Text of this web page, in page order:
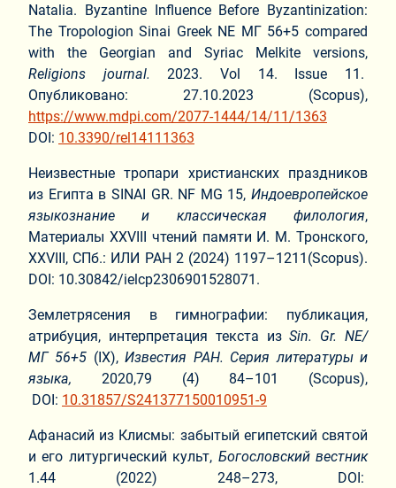
Natalia. Byzantine Influence Before Byzantinization:
The Tropologion Sinai Greek NE ΜΓ 56+5 compared
with the Georgian and Syriac Melkite versions,
Religions journal.2023. Vol 14. Issue 11.
Опубликовано: 27.10.2023 (Scopus),
https://www.mdpi.com/2077-1444/14/11/1363
DOI: 10.3390/rel14111363
Неизвестные тропари христианских праздников
из Египта в SINAI GR. NF MG 15, Индоевропейское
языкознание и классическая филология,
Материалы XXVIII чтений памяти И. М. Тронского,
XXVIII, СПб.: ИЛИ РАН 2 (2024) 1197–1211(Scopus).
DOI: 10.30842/ielcp2306901528071.
Землетрясения в гимнографии: публикация,
атрибуция, интерпретация текста изSin. Gr.ΝΕ/
ΜΓ56+5 (IX),Известия РАН. Серия литературы и
языка, 2020,79 (4) 84–101 (Scopus),
DOI: 10.31857/S241377150010951-9
Афанасий из Клисмы: забытый египетский святой
и его литургический культ, Богословский вестник
1.44 (2022) 248–273, DOI: